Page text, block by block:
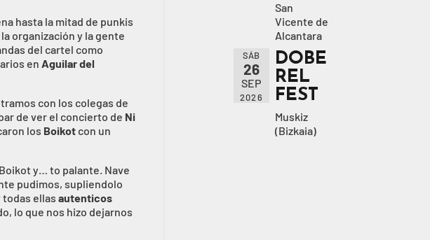
hasta la mitad de punkis
organización y la gente
del cartel como
enAguilar del
con los colegas de
de ver el concierto de Ni
los Boikot con un
y… to palante. Nave
pudimos, supliendolo
todas ellasautenticos
lo que nos hizo dejarnos
San
Vicente de
Alcantara
SÁB
26
SEP
2026
DOBE
REL
FEST
Muskiz
(Bizkaia)